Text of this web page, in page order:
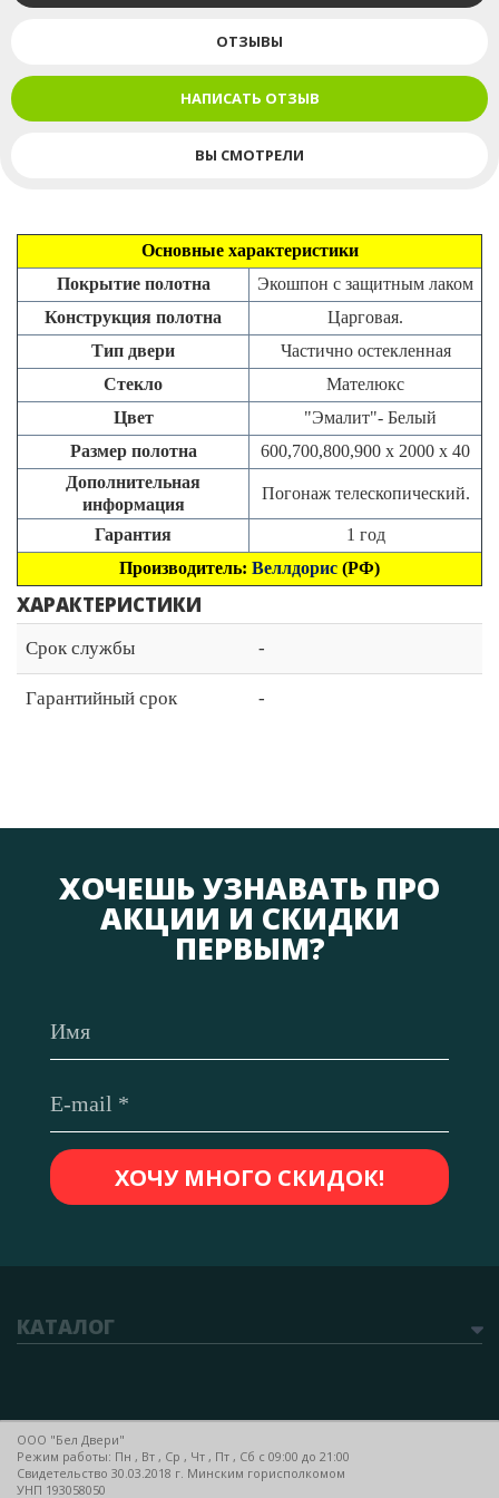
ОТЗЫВЫ
НАПИСАТЬ ОТЗЫВ
ВЫ СМОТРЕЛИ
Основные характеристики
Покрытие полотна
Экошпон с защитным лаком
Конструкция полотна
Царговая.
Тип двери
Частично остекленная
Стекло
Мателюкс
Цвет
"Эмалит"-Белый
Размер полотна
600,700,800,900 х 2000 х 40
Дополнительная
информация
Погонаж телескопический.
Гарантия
1 год
Производитель: Веллдорис (РФ)
ХАРАКТЕРИСТИКИ
Срок службы -
Гарантийный срок -
ХОЧЕШЬ УЗНАВАТЬ ПРО
АКЦИИ И СКИДКИ
ПЕРВЫМ?
КАТАЛОГ
ООО "Бел Двери"
Режим работы: Пн , Вт , Ср , Чт , Пт , Сб c 09:00 до 21:00
Свидетельство 30.03.2018 г. Минским горисполкомом
УНП 193058050